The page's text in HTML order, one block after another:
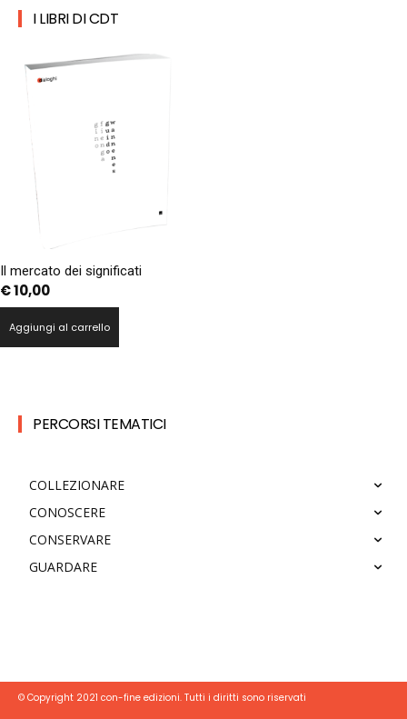
I LIBRI DI CDT
Il mercato dei significati
€10,00
Aggiungi al carrello
PERCORSI TEMATICI
COLLEZIONARE
CONOSCERE
CONSERVARE
GUARDARE
© Copyright 2021 con-fine edizioni. Tutti i diritti sono riservati